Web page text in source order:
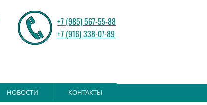
+7 (985) 567-55-88
+7 (916) 338-07-89
НОВОСТИ КОНТАКТЫ